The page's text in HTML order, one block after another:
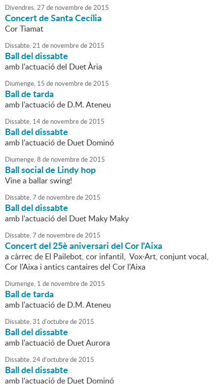
Divendres,27 de novembrede2015
Concert de Santa Cecília
Cor Tiamat
Dissabte,21 de novembrede2015
Ball del dissabte
amb l'actuació del Duet Ària
Diumenge, 15 de novembrede2015
Ball de tarda
amb l'actuació de D.M. Ateneu
Dissabte, 14de novembrede2015
Ball del dissabte
amb l'actuació de Duet Dominó
Diumenge,8 de novembrede2015
Ball social de Lindy hop
Vine a ballar swing!
Dissabte,7 de novembrede2015
Ball del dissabte
amb l'actuació del Duet Maky Maky
Dissabte,7 de novembrede2015
Concert del 25è aniversari del Cor l'Aixa
a càrrec de El Pailebot, cor infantil, Vox·Art, conjunt vocal,
Cor l'Aixa i antics cantaires del Cor l'Aixa
Diumenge, 1 de novembrede2015
Ball de tarda
amb l'actuació de D.M. Ateneu
Dissabte,31 d'octubrede2015
Ball del dissabte
amb l'actuació de Duet Aurora
Dissabte,24d'octubrede2015
Ball del dissabte
amb l'actuació de Duet Dominó